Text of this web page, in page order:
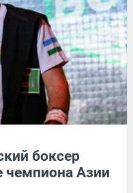
боксер
чемпиона Азии